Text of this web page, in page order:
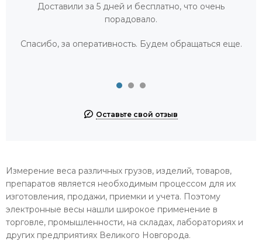
Доставили за 5 дней и бесплатно, что очень
порадовало.
Спасибо, за оперативность. Будем обращаться еще.
Оставьте свой отзыв
Измерение веса различных грузов, изделий, товаров,
препаратов является необходимым процессом для их
изготовления, продажи, приемки и учета. Поэтому
электронные весы нашли широкое применение в
торговле, промышленности, на складах, лабораториях и
других предприятиях Великого Новгорода.